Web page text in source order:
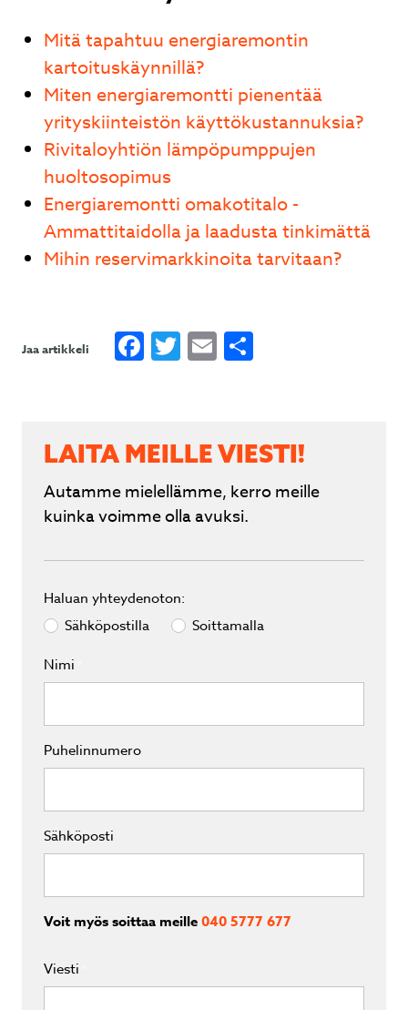
Mitä tapahtuu energiaremontin
kartoituskäynnillä?
Miten energiaremontti pienentää
yrityskiinteistön käyttökustannuksia?
Rivitaloyhtiön lämpöpumppujen
huoltosopimus
Energiaremontti omakotitalo -
Ammattitaidolla ja laadusta tinkimättä
Mihin reservimarkkinoita tarvitaan?
Jaa artikkeli Facebook
Twitter
Email
LAITA MEILLE VIESTI!
Autamme mielellämme, kerro meille
kuinka voimme olla avuksi.
Haluan yhteydenoton:
Sähköpostilla
Soittamalla
Nimi
Puhelinnumero
Sähköposti
Voit myös soittaa meille040 5777 677
Viesti